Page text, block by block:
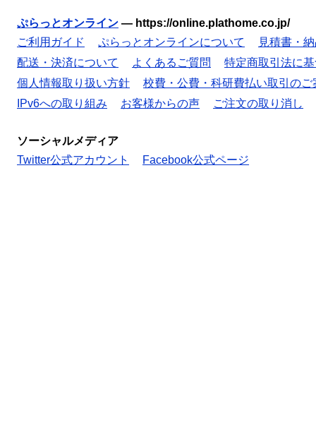
ぷらっとオンライン — https://online.plathome.co.jp/
ご利用ガイド
ぷらっとオンラインについて
見積書・
配送・決済について
よくあるご質問
特定商取引法に
個人情報取り扱い方針
校費・公費・科研費払い取引のご
IPv6への取り組み
お客様からの声 ご注文の取り消し
ソーシャルメディア
Twitter公式アカウント
Facebook公式ページ